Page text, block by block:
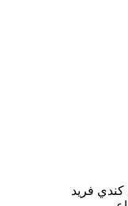
كندي فريد